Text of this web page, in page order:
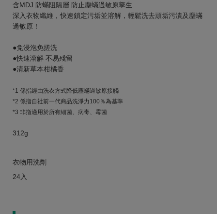
含MDJ 防蟎阻隔層 防止塵蟎過敏原孳生
深入衣物纖維，快速鎖定污垢並溶解，輕鬆洗去頑垢污漬及塵蟎
過敏原！
●免浸泡免搓洗
●快速溶解 不易殘留
●清新草本柑橘香
*1 係指經由洗衣方式降低塵蟎過敏原接觸
*2 係指自社前一代商品洗淨力100％為基準
*3 非指適用於所有細菌、病毒、霉菌
312g
衣物用洗劑
24入